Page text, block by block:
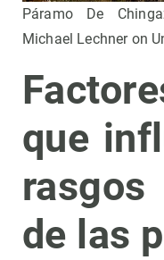
Páramo De
Michael Lechner on
que
rasgos
de las